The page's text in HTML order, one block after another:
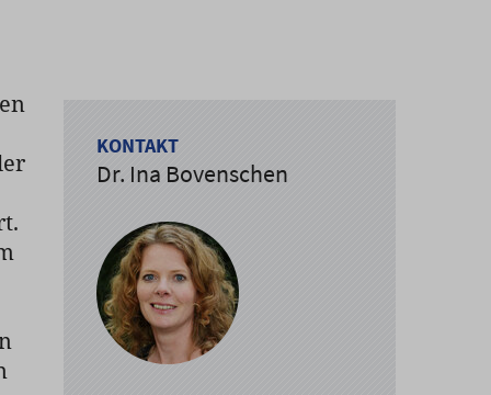
KONTAKT
Dr. Ina Bovenschen